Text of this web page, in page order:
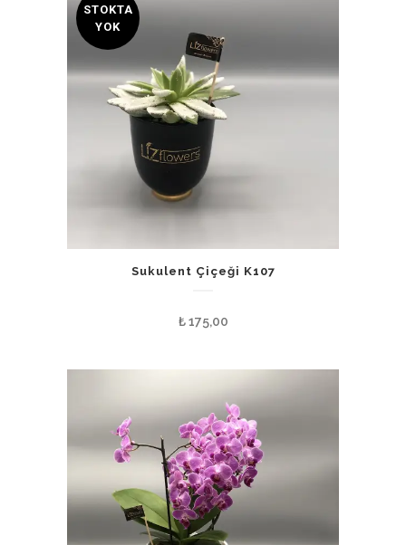
STOKTA
YOK
Sukulent Çiçeği K107
₺175,00